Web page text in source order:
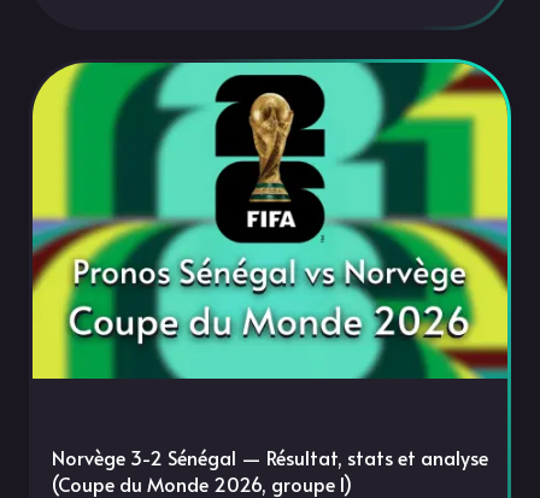
a affronté la Norvège le vendredi 26 juin 2026 au Gillette
Norvège 3-2 Sénégal — Résultat, stats et analyse
(Coupe du Monde 2026, groupe I)